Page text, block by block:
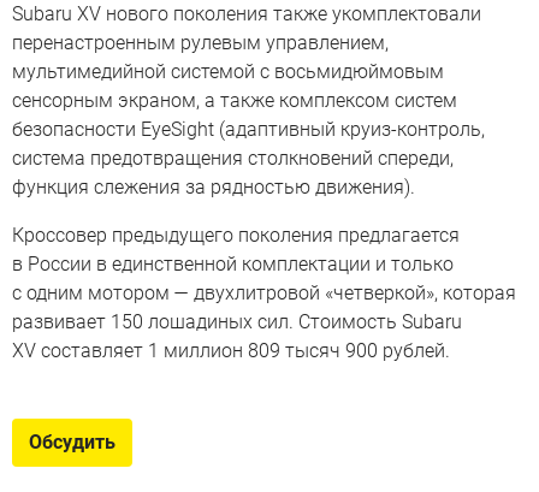
Subaru XV нового поколения также укомплектовали
перенастроенным рулевым управлением,
мультимедийной системой с восьмидюймовым
сенсорным экраном, а также комплексом систем
безопасности EyeSight (адаптивный круиз-контроль,
система предотвращения столкновений спереди,
функция слежения за рядностью движения).
Кроссовер предыдущего поколения предлагается
в России в единственной комплектации и только
с одним мотором — двухлитровой «четверкой», которая
развивает 150 лошадиных сил. Стоимость Subaru
XV составляет 1 миллион 809 тысяч 900 рублей.
Обсудить